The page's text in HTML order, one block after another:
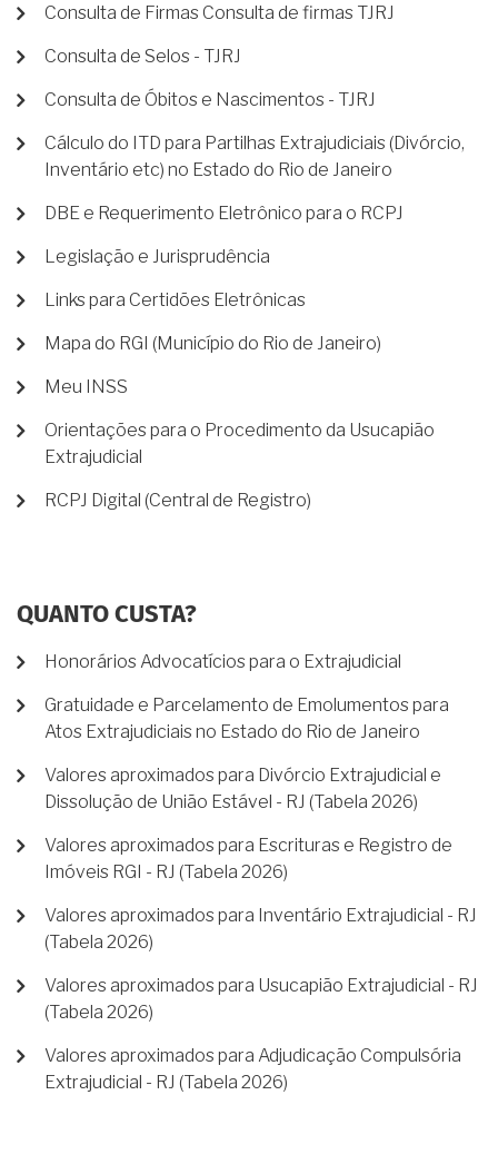
Consulta de Firmas Consulta de firmas TJRJ
Consulta de Selos - TJRJ
Consulta de Óbitos e Nascimentos - TJRJ
Cálculo do ITD para Partilhas Extrajudiciais (Divórcio,
Inventário etc) no Estado do Rio de Janeiro
DBE e Requerimento Eletrônico para o RCPJ
Legislação e Jurisprudência
Links para Certidões Eletrônicas
Mapa do RGI (Município do Rio de Janeiro)
Meu INSS
Orientações para o Procedimento da Usucapião
Extrajudicial
RCPJ Digital (Central de Registro)
QUANTO CUSTA?
Honorários Advocatícios para o Extrajudicial
Gratuidade e Parcelamento de Emolumentos para
Atos Extrajudiciais no Estado do Rio de Janeiro
Valores aproximados para Divórcio Extrajudicial e
Dissolução de União Estável - RJ (Tabela 2026)
Valores aproximados para Escrituras e Registro de
Imóveis RGI - RJ (Tabela 2026)
Valores aproximados para Inventário Extrajudicial - RJ
(Tabela 2026)
Valores aproximados para Usucapião Extrajudicial - RJ
(Tabela 2026)
Valores aproximados para Adjudicação Compulsória
Extrajudicial - RJ (Tabela 2026)